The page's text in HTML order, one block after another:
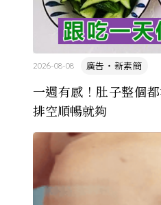
一週有感！肚子整個
排空順暢就夠
廣告・新素簡
2026-08-08